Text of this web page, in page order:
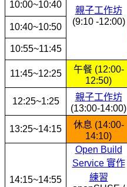
親子工作坊
(9:10 -12:00)
10:00~10:40
10:40~10:50
10:55~11:45
11:45~12:25
午餐 (12:00-
12:50)
12:25~1:25
親子工作坊
(13:00-14:00)
13:25~14:15
休息 (14:00-
14:10)
14:15~14:55
Open Build
Service 實作
練習